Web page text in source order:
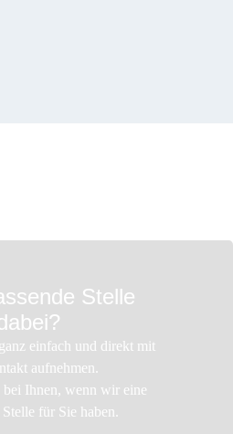
Stelle
einfach und direkt mit
aufnehmen.
bei Ihnen, wenn wir eine
Stelle für Sie haben.